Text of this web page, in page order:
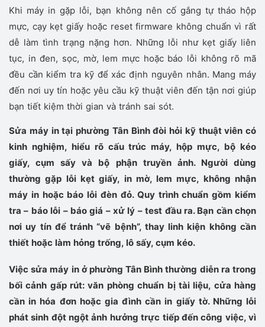
Khi máy in gặp lỗi, bạn không nên cố gắng tự tháo hộp
mực, cạy kẹt giấy hoặc reset firmware không chuẩn vì rất
dễ làm tình trạng nặng hơn. Những lỗi như kẹt giấy liên
tục, in đen, sọc, mờ, lem mực hoặc báo lỗi không rõ mã
đều cần kiểm tra kỹ để xác định nguyên nhân. Mang máy
đến nơi uy tín hoặc yêu cầu kỹ thuật viên đến tận nơi giúp
bạn tiết kiệm thời gian và tránh sai sót.
Sửa máy in tại phường Tân Bình đòi hỏi kỹ thuật viên có
kinh nghiệm, hiểu rõ cấu trúc máy, hộp mực, bộ kéo
giấy, cụm sấy và bộ phận truyền ảnh. Người dùng
thường gặp lỗi kẹt giấy, in mờ, lem mực, không nhận
máy in hoặc báo lỗi đèn đỏ. Quy trình chuẩn gồm kiểm
tra – báo lỗi – báo giá – xử lý – test đầu ra. Bạn cần chọn
nơi uy tín để tránh “vẽ bệnh”, thay linh kiện không cần
thiết hoặc làm hỏng trống, lô sấy, cụm kéo.
Việc sửa máy in ở phường Tân Bình thường diễn ra trong
bối cảnh gấp rút: văn phòng chuẩn bị tài liệu, cửa hàng
cần in hóa đơn hoặc gia đình cần in giấy tờ. Những lỗi
phát sinh đột ngột ảnh hưởng trực tiếp đến công việc, vì